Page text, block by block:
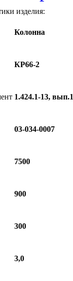
изделия:
Колонна
КР66-2
1.424.1-13, вып.1
03-034-0007
7500
900
300
3,0